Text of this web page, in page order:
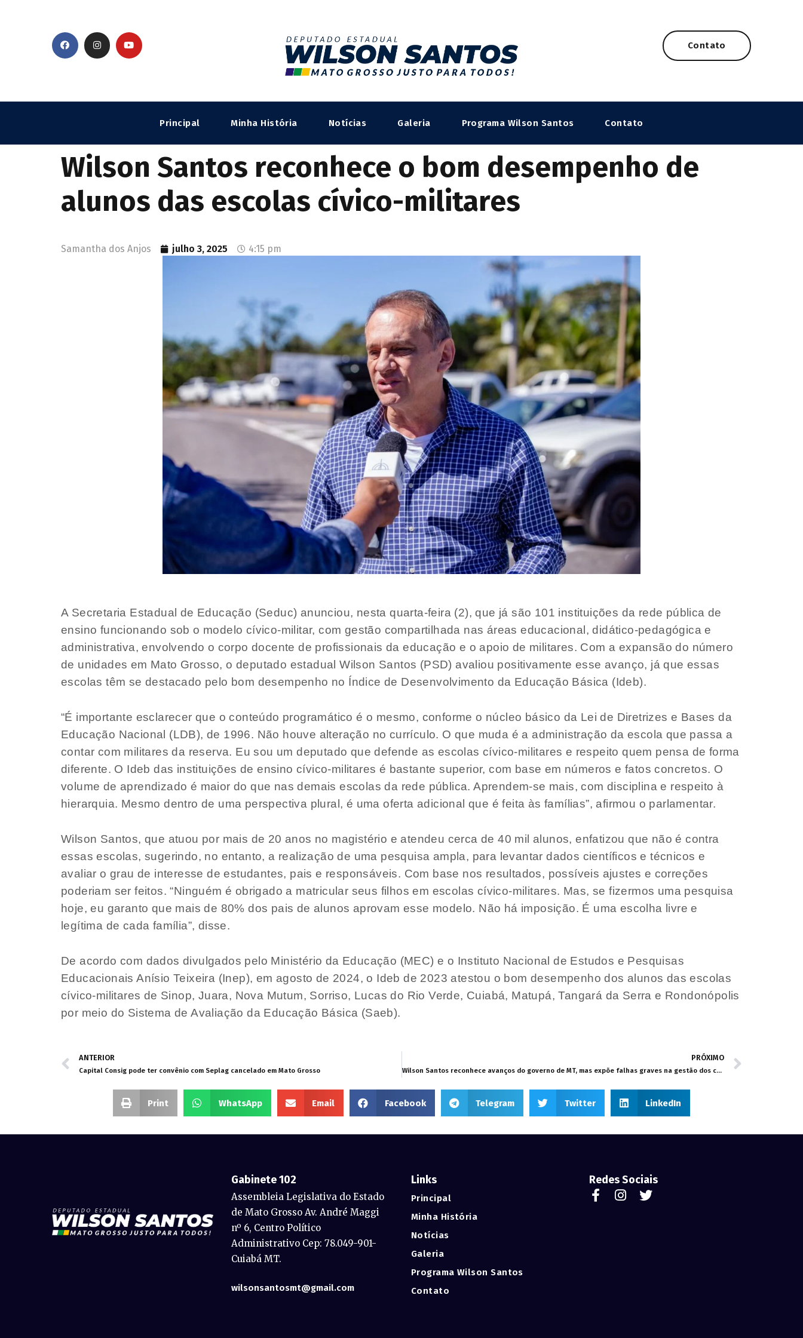
Contato
Principal Minha História Notícias Galeria Programa Wilson Santos Contato
Wilson Santos reconhece o bom desempenho de
alunos das escolas cívico-militares
Samantha dos Anjos julho 3, 2025 4:15 pm
A Secretaria Estadual de Educação (Seduc) anunciou, nesta quarta-feira (2), que já são 101 instituições da rede pública de
ensino funcionando sob o modelo cívico-militar, com gestão compartilhada nas áreas educacional, didático-pedagógica e
administrativa, envolvendo o corpo docente de profissionais da educação e o apoio de militares. Com a expansão do número
de unidades em Mato Grosso, o deputado estadual Wilson Santos (PSD) avaliou positivamente esse avanço, já que essas
escolas têm se destacado pelo bom desempenho no Índice de Desenvolvimento da Educação Básica (Ideb).
“É importante esclarecer que o conteúdo programático é o mesmo, conforme o núcleo básico da Lei de Diretrizes e Bases da
Educação Nacional (LDB), de 1996. Não houve alteração no currículo. O que muda é a administração da escola que passa a
contar com militares da reserva. Eu sou um deputado que defende as escolas cívico-militares e respeito quem pensa de forma
diferente. O Ideb das instituições de ensino cívico-militares é bastante superior, com base em números e fatos concretos. O
volume de aprendizado é maior do que nas demais escolas da rede pública. Aprendem-se mais, com disciplina e respeito à
hierarquia. Mesmo dentro de uma perspectiva plural, é uma oferta adicional que é feita às famílias”, afirmou o parlamentar.
Wilson Santos, que atuou por mais de 20 anos no magistério e atendeu cerca de 40 mil alunos, enfatizou que não é contra
essas escolas, sugerindo, no entanto, a realização de uma pesquisa ampla, para levantar dados científicos e técnicos e
avaliar o grau de interesse de estudantes, pais e responsáveis. Com base nos resultados, possíveis ajustes e correções
poderiam ser feitos. “Ninguém é obrigado a matricular seus filhos em escolas cívico-militares. Mas, se fizermos uma pesquisa
hoje, eu garanto que mais de 80% dos pais de alunos aprovam esse modelo. Não há imposição. É uma escolha livre e
legítima de cada família”, disse.
De acordo com dados divulgados pelo Ministério da Educação (MEC) e o Instituto Nacional de Estudos e Pesquisas
Educacionais Anísio Teixeira (Inep), em agosto de 2024, o Ideb de 2023 atestou o bom desempenho dos alunos das escolas
cívico-militares de Sinop, Juara, Nova Mutum, Sorriso, Lucas do Rio Verde, Cuiabá, Matupá, Tangará da Serra e Rondonópolis
por meio do Sistema de Avaliação da Educação Básica (Saeb).
ANTERIOR
Capital Consig pode ter convênio com Seplag cancelado em Mato Grosso
PRÓXIMO
Wilson Santos reconhece avanços do governo de MT, mas expõe falhas graves na gestão dos consignados
Print WhatsApp Email Facebook Telegram Twitter LinkedIn
Gabinete 102
Assembleia Legislativa do Estado
de Mato Grosso Av. André Maggi
nº 6, Centro Político
Administrativo Cep: 78.049-901-
Cuiabá MT.
wilsonsantosmt@gmail.com
Links
Principal
Minha História
Notícias
Galeria
Programa Wilson Santos
Contato
Redes Sociais